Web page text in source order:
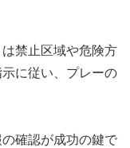
禁止区域や危険方
に従い、プレーの
確認が成功の鍵で